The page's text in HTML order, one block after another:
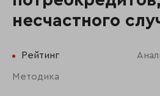
несчастного
Рейтинг
Методика